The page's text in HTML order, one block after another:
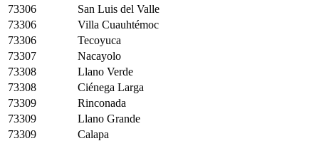
73306
San Luis del Valle
73306
Villa Cuauhtémoc
73306
Tecoyuca
73307
Nacayolo
73308
Llano Verde
73308
Ciénega Larga
73309
Rinconada
73309
Llano Grande
73309
Calapa